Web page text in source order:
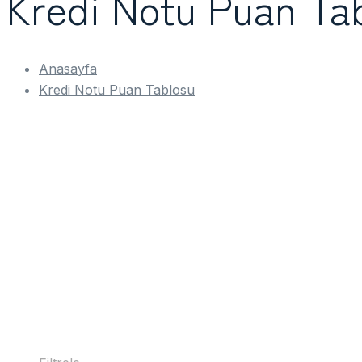
Anasayfa
Kredi Notu Puan Tablosu